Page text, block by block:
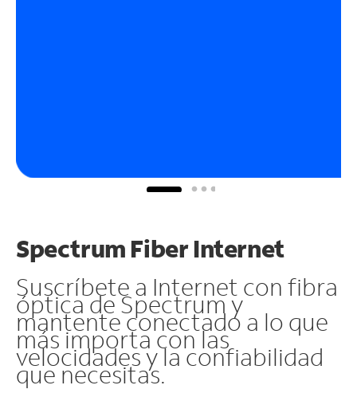
Spectrum Fiber Internet
Suscríbete a Internet con fibra
óptica de Spectrum y
mantente conectado a lo que
más importa con las
velocidades y la confiabilidad
que necesitas.